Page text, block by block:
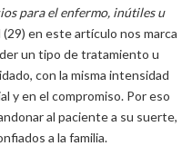
para el enfermo, inútiles u
en este artículo nos marca
un tipo de tratamiento u
con la misma intensidad
y en el compromiso. Por eso
al paciente a su suerte,
a la familia.